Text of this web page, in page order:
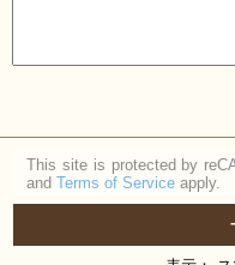
This site is protected by
andTerms of Service apply.